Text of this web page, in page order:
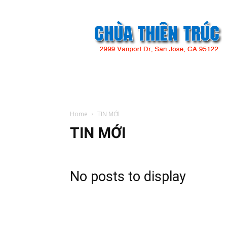
Thiên
Trúc
Home TIN MỚI
TIN MỚI
No posts to display